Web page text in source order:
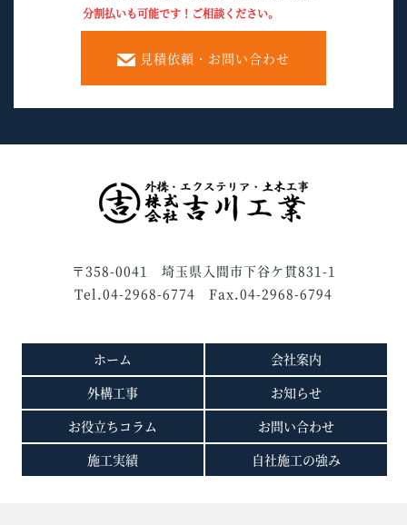
分割払いも可能です！ご相談ください。
見積依頼・お問い合わせ
〒358-0041 埼玉県入間市下谷ケ貫831-1
Tel.04-2968-6774 Fax.04-2968-6794
ホーム
外構工事
お役立ちコラム
施工実績
自社施工の強み
会社案内
お知らせ
お問い合わせ